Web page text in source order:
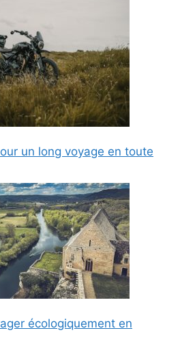
un long voyage en toute
écologiquement en